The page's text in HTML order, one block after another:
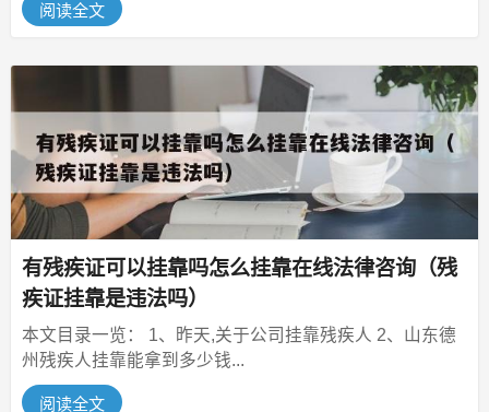
阅读全文
有残疾证可以挂靠吗怎么挂靠在线法律咨询（残
疾证挂靠是违法吗）
本文目录一览： 1、昨天,关于公司挂靠残疾人 2、山东德
州残疾人挂靠能拿到多少钱...
阅读全文